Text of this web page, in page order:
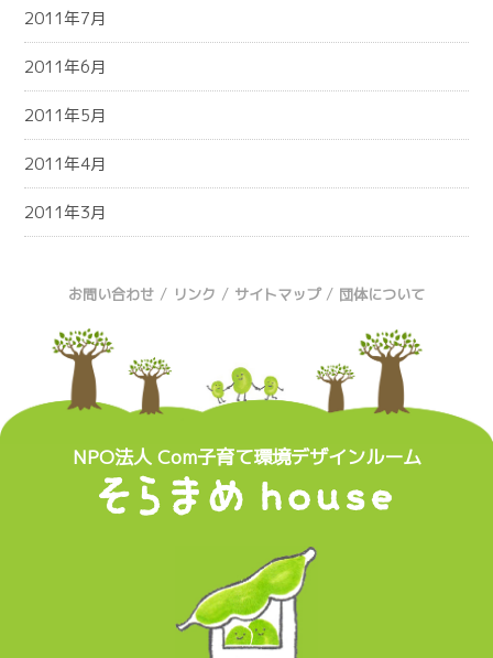
2011年7月
2011年6月
2011年5月
2011年4月
2011年3月
お問い合わせ / リンク / サイトマップ / 団体について
NPO法人 Com子育て環境デザインルーム